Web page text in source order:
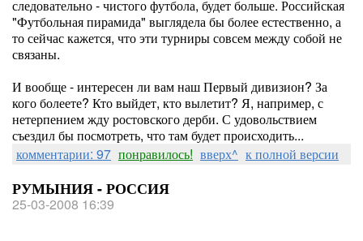
следовательно - чистого футбола, будет больше. Российская
"Футбольная пирамида" выглядела бы более естественно, а
то сейчас кажется, что эти турниры совсем между собой не
связаны.
И вообще - интересен ли вам наш Первый дивизион? За
кого болеете? Кто выйдет, кто вылетит? Я, например, с
нетерпением жду ростовского дерби. С удовольствием
съездил бы посмотреть, что там будет происходить...
комментарии: 97 понравилось! вверх^ к полной версии
РУМЫНИЯ - РОССИЯ
25-03-2008 16:39